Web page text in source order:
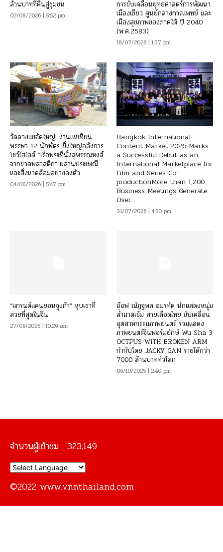
ล้านบาทที่คืนสู่ชุมชน
02/08/2026 | 5:52 pm
การขับเคลื่อนยุทธศาสตร์การพัฒนา
เมืองเขียว ศูนย์กลางการแพทย์ และ
เมืองสุขภาพของภาคใต้ ปี 2040
(พ.ศ.2583)
18/07/2026 | 1:37 pm
วัดดวงแขจัดใหญ่! งานแห่เทียน
พรรษา 12 นักษัตร ยิ่งใหญ่อลังการ
โชว์ไฮไลต์ “เรือพระที่นั่งสุพรรณหงส์
จากขวดพลาสติก” ผสานประเพณี
และสิ่งแวดล้อมอย่างลงตัว
04/08/2026 | 5:47 pm
Bangkok International
Content Market 2026 Marks
a Successful Debut as an
International Marketplace for
Film and Series Co-
productionMore than 1,200
Business Meetings Generate
Over...
31/07/2026 | 4:50 pm
“แกรนด์แคนยอนจุงก้า” หุบเขาที่
สวยที่สุดในจีน
27/09/2025 | 10:29 am
อ๊อฟ ณัฏฐพล อมรทัต นักแสดงหนุ่ม
ล่ำมาดเข้ม สายเลือดไทย ขับเคลื่อน
อุตสาหกรรมภาพยนตร์ ร่วมแสดง
ภาพยนตร์จีนฟอร์มยักษ์ Wu Sha 3
OCTPUS WITH BROKEN ARM
กำกับโดย JACKY GAN รายได้กว่า
7000 ล้านบาททั่วโลก
06/10/2025 | 2:40 pm
จำนวนผู้เข้าชม : 323,149
©2022 www.vnnthailand.com